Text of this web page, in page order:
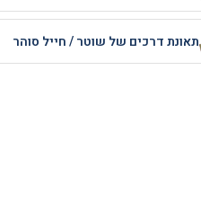
תאונת דרכים של שוטר / חייל סוהר